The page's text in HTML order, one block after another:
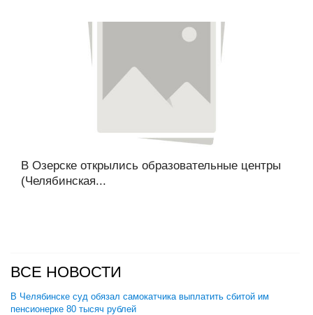
В Озерске открылись образовательные центры
(Челябинская...
ВСЕ НОВОСТИ
В Челябинске суд обязал самокатчика выплатить сбитой им
пенсионерке 80 тысяч рублей